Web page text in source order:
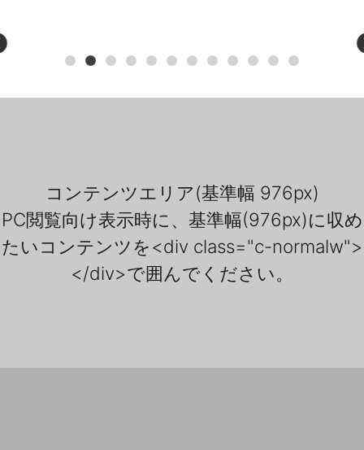
コンテンツエリア(基準幅 976px)
PC閲覧向け表示時に、基準幅(976px)に収め
たいコンテンツを<div class="c-normalw">
</div>で囲んでください。